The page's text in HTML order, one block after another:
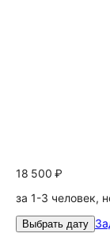
18 500 ₽
за 1-3 человек,
Выбрать дату